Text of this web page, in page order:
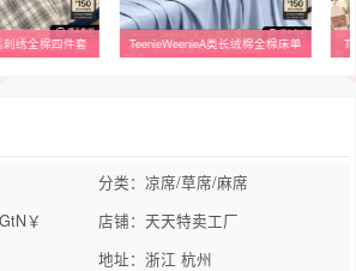
类长绒棉全棉床单 TeenieWeenie全棉四件套田园风
分类：凉席/草席/麻席
￥
店铺：天天特卖工厂
地址：浙江 杭州